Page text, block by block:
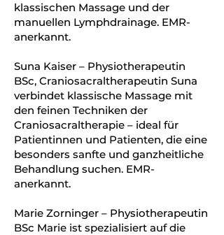
klassischen Massage und der
manuellen Lymphdrainage. EMR-
anerkannt.
Suna Kaiser – Physiotherapeutin
BSc, Craniosacraltherapeutin Suna
verbindet klassische Massage mit
den feinen Techniken der
Craniosacraltherapie – ideal für
Patientinnen und Patienten, die eine
besonders sanfte und ganzheitliche
Behandlung suchen. EMR-
anerkannt.
Marie Zorninger – Physiotherapeutin
BSc Marie ist spezialisiert auf die